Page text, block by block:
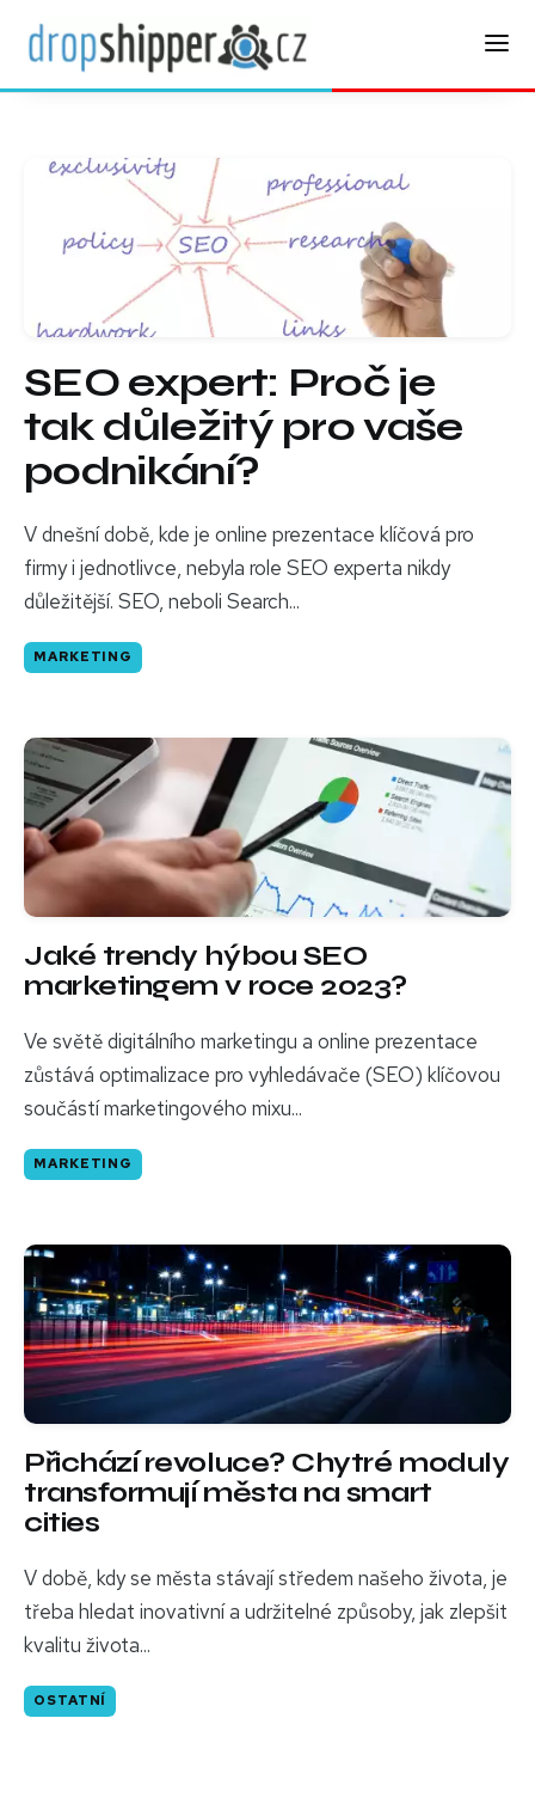
SEO expert: Proč je
tak důležitý pro vaše
podnikání?
V dnešní době, kde je online prezentace klíčová pro
firmy i jednotlivce, nebyla role SEO experta nikdy
důležitější. SEO, neboli Search...
MARKETING
Jaké trendy hýbou SEO
marketingem v roce 2023?
Ve světě digitálního marketingu a online prezentace
zůstává optimalizace pro vyhledávače (SEO) klíčovou
součástí marketingového mixu...
MARKETING
Přichází revoluce? Chytré moduly
transformují města na smart
cities
V době, kdy se města stávají středem našeho života, je
třeba hledat inovativní a udržitelné způsoby, jak zlepšit
kvalitu života...
OSTATNÍ